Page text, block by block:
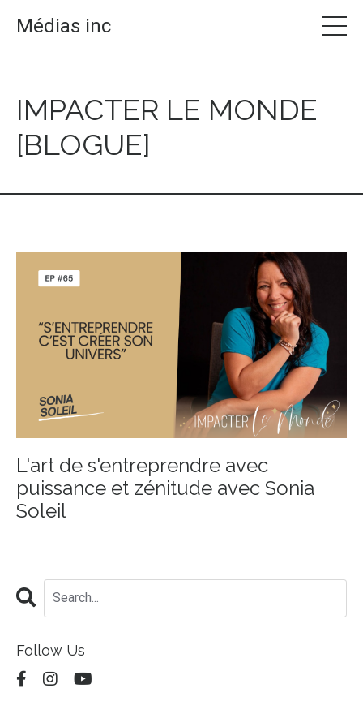
Médias inc
IMPACTER LE MONDE
[BLOGUE]
L'art de s'entreprendre avec
puissance et zénitude avec Sonia
Soleil
Follow Us